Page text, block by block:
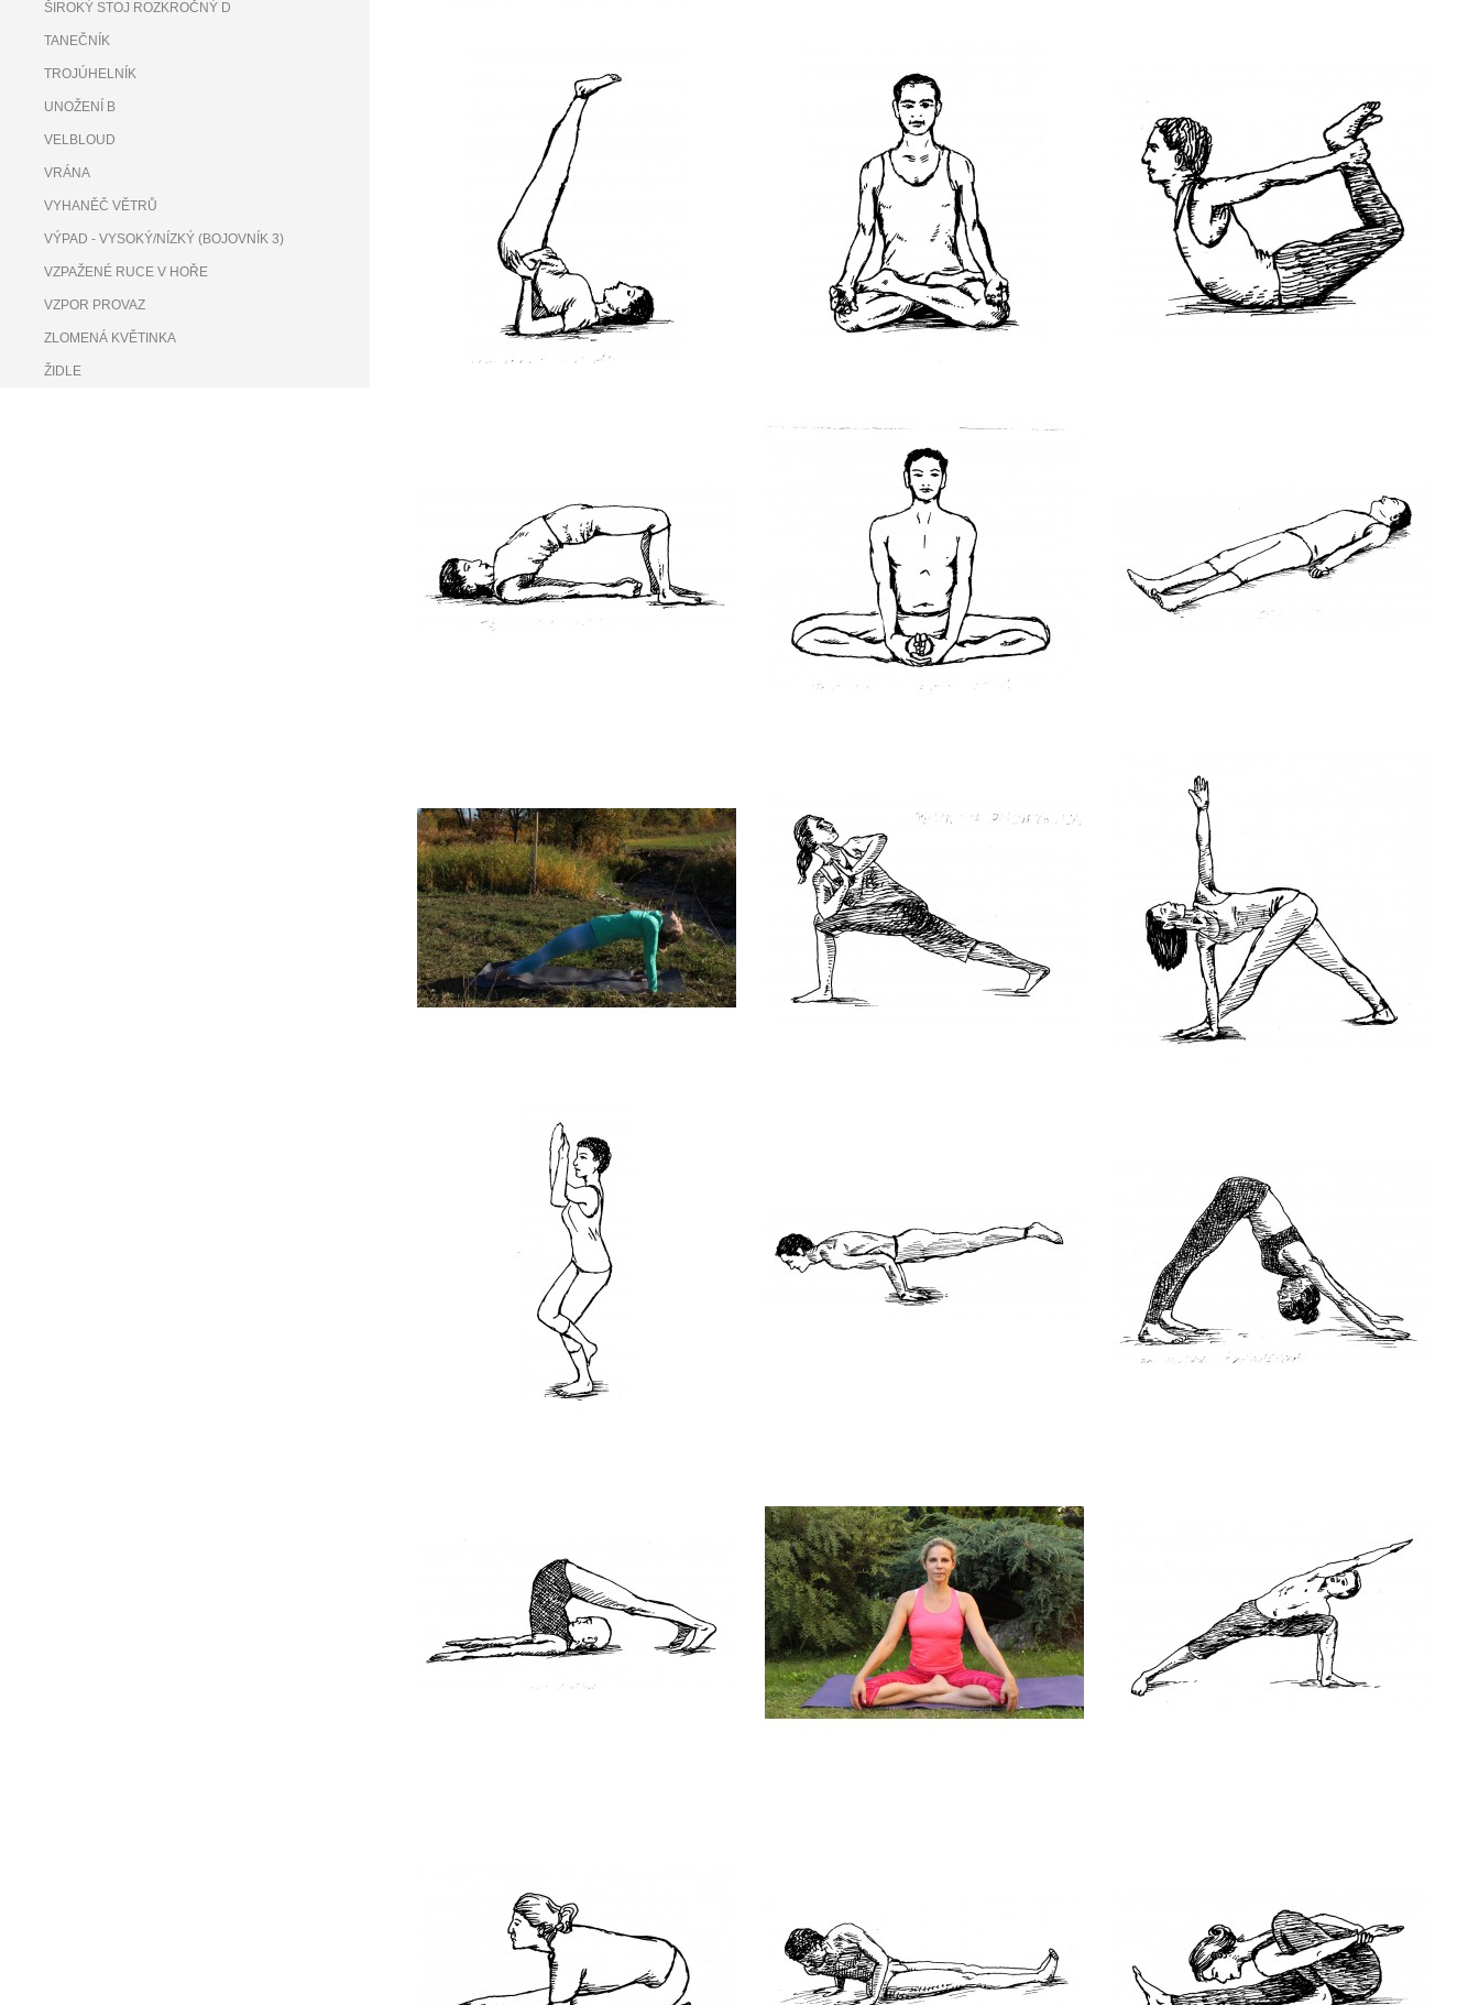
ŠIROKÝ STOJ ROZKROČNÝ D
TANEČNÍK
TROJÚHELNÍK
UNOŽENÍ B
VELBLOUD
VRÁNA
VYHANĚČ VĚTRŮ
VÝPAD - VYSOKÝ/NÍZKÝ (BOJOVNÍK 3)
VZPAŽENÉ RUCE V HOŘE
VZPOR PROVAZ
ZLOMENÁ KVĚTINKA
ŽIDLE